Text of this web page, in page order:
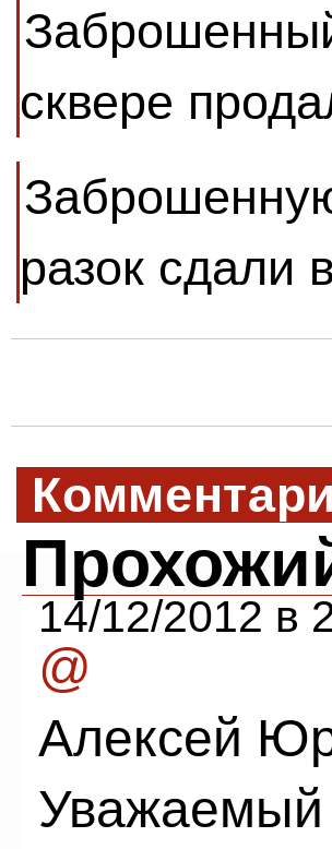
сквере
разок сдали
14/12/2012 в
@
Алексей